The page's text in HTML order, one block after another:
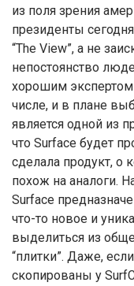
из поля зрения
президенты
“The View”, а не
непостоянство
хорошим
числе, и в плане
является одной из
что Surface будет
сделала продукт, о
похож на аналоги.
Surface
что-то новое и
выделиться из
“плитки”. Даже,
скопированы у